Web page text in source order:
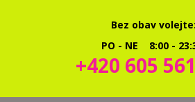
Bez obav volejte:
PO - NE 8:00 -
+420 605